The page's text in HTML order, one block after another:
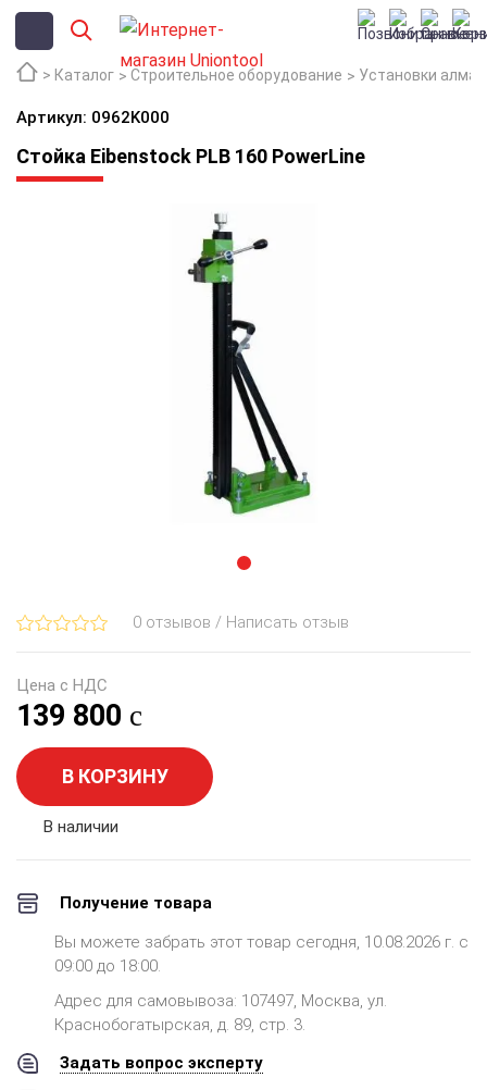
Каталог Строительное оборудование Установки
Артикул: 0962K000
Стойка Eibenstock PLB 160 PowerLine
0 отзывов / Написать отзыв
Цена с НДС
139 800
В КОРЗИНУ
В наличии
Получение товара
Вы можете забрать этот товар сегодня, 10.08.2026 г. с
09:00 до 18:00.
Адрес для самовывоза: 107497, Москва, ул.
Краснобогатырская, д. 89, стр. 3.
Задать вопрос эксперту